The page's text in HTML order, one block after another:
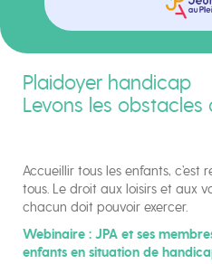
Plaidoyer handicap
Levons les
Accueillir tous les enfants, c’est
tous. Le droit aux loisirs et aux
chacun doit pouvoir exercer.
Webinaire : JPA et ses
enfants en situation de